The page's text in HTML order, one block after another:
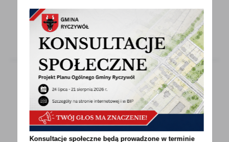
20 - 01 - 2022
SPRAWOZDANIE Z KONSULTACJI
SPOŁECZNYCH
Konsultacje społeczne będą prowadzone w terminie